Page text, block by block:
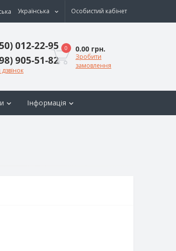
Українська Особистий кабінет
012-22-95
905-51-82
0 0.00 грн.
Зробити
замовлення
Інформація